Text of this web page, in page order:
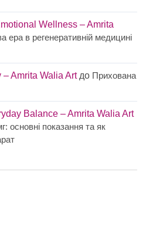
Wellness – Amrita
ера в регенеративній медицині
Amrita Walia Artдо Прихована
Balance – Amrita Walia Art
основні показання та як